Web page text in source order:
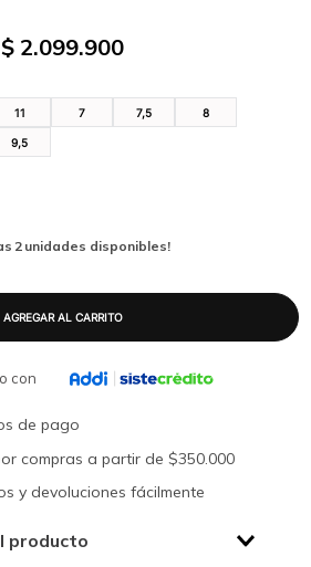
$ 2.099.900
11 7 7,5 8
9,5
2 unidades disponibles!
con
de pago
compras a partir de $350.000
y devoluciones fácilmente
producto